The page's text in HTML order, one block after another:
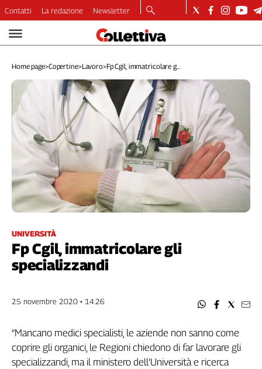
Video
Dirette
Longform
Copertine
Economia
Lavoro
Ambiente
Welfare
Italia
Internazionale
Categorie
Filcams
Fillea
Fiom
Fisac
Flai
Contatti La redazione Newsletter
Home page>Copertine>Lavoro>Fp Cgil, immatricolare g...
UNIVERSITÀ
Fp Cgil, immatricolare gli
specializzandi
25 novembre 2020 • 14:26
“Mancano medici specialisti, le aziende non sanno come
coprire gli organici, le Regioni chiedono di far lavorare gli
specializzandi, ma il ministero dell’Università e ricerca